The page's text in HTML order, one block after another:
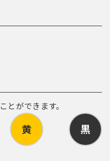
とができます。
黄 黒